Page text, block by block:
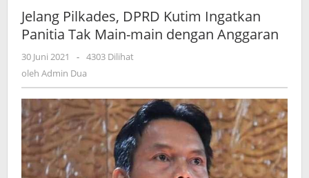
Kutim
Ingatkan
dengan
Anggaran
Jelang Pilkades, DPRD Kutim Ingatkan
Panitia Tak Main-main dengan Anggaran
30 Juni 2021
oleh
Admin
- 4303 Dilihat
oleh Admin Dua